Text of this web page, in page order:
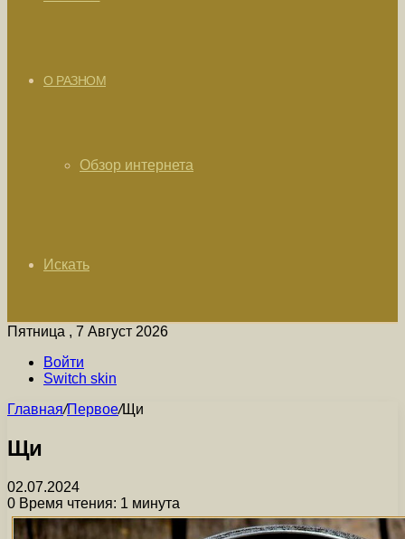
О РАЗНОМ
Обзор интернета
Искать
Пятница , 7 Август 2026
Войти
Switch skin
Главная/Первое/Щи
Щи
02.07.2024
0 Время чтения: 1 минута